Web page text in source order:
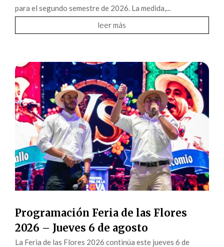
para el segundo semestre de 2026. La medida,...
leer más
Programación Feria de las Flores
2026 – Jueves 6 de agosto
La Feria de las Flores 2026 continúa este jueves 6 de